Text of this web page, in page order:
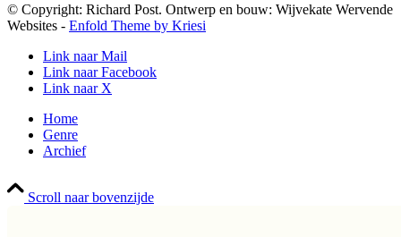
© Copyright: Richard Post. Ontwerp en bouw: Wijvekate Wervende
Websites - Enfold Theme by Kriesi
Link naar Mail
Link naar Facebook
Link naar X
Home
Genre
Archief
Scroll naar bovenzijde